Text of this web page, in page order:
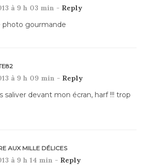
à 9 h 03 min - Reply
photo gourmande
à 9 h 09 min - Reply
saliver devant mon écran, harf !!! trop
AUX MILLE DÉLICES
à 9 h 14 min - Reply